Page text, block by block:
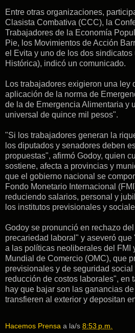
Entre otras organizaciones,
Clasista Combativa (CCC), la
Trabajadores de la Economía
Pie, los Movimientos de Acción
el Evita y uno de los dos
Histórica), indicó un comunicado.
Los trabajadores exigieron una ley
aplicación de la norma de
de la de Emergencia Alimentaria y
universal de quince mil pesos".
"Si los trabajadores generan la
los diputados y senadores deben
propuestas", afirmó Godoy, quien
sostiene, afecta a provincias y
que el gobierno nacional se
Fondo Monetario Internacional
reduciendo salarios, personal y
los institutos previsionales y
Godoy se pronunció en rechazo
precariedad laboral" y aseveró
a las políticas neoliberales del FMI
Mundial de Comercio (OMC), que
previsionales y de seguridad
reducción de costos laborales", en
hay que bajar son las ganancias
transfieren al exterior y depositan
Hacemos Prensa a la/s 8:53 p.m.